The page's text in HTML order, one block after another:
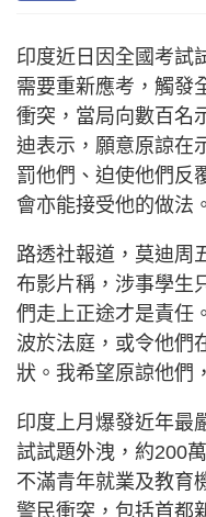
印度近日因全國考試
需要重新應考，觸發
衝突，當局向數百名
迪表示，願意原諒在
罰他們、迫使他們反
會亦能接受他的做法。
路透社報道，莫迪周
布影片稱，涉事學生
們走上正途才是責任
波於法庭，或令他們
狀。我希望原諒他們
印度上月爆發近年最
試試題外洩，約200
不滿青年就業及教育
警民衝突，包括首都